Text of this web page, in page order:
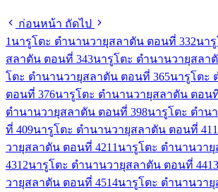
ก่อนหน้า ถัดไป
1 นารูโตะ ตำนานวายุสลาตัน ตอนที่ 332นา
สลาตัน ตอนที่ 343นารูโตะ ตำนานวายุสลา
โตะ ตำนานวายุสลาตัน ตอนที่ 365นารูโตะ
ตอนที่ 376นารูโตะ ตำนานวายุสลาตัน ตอน
ตำนานวายุสลาตัน ตอนที่ 398นารูโตะ ตำน
ที่ 409นารูโตะ ตำนานวายุสลาตัน ตอนที่ 41
วายุสลาตัน ตอนที่ 4211 นารูโตะ ตำนานวา
4312นารูโตะ ตำนานวายุสลาตัน ตอนที่ 4413
วายุสลาตัน ตอนที่ 4514นารูโตะ ตำนานวา